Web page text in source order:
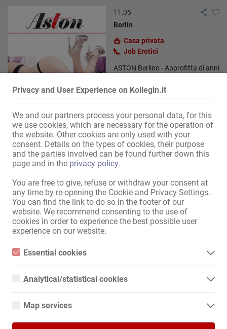
Privacy and User Experience on Kollegin.it
We and our partners process your personal data, for this
we use cookies, which are necessary for the operation of
the website. Other cookies are only used with your
consent. Details on the types of cookies, their purpose
and the parties involved can be found further down this
page and in the privacy policy.
You are free to give, refuse or withdraw your consent at
any time by re-opening the Cookie and Privacy Settings.
You can find the link to do so in the footer of our
website. We recommend consenting to the use of
cookies in order to experience the best possible user
experience on our website.
Essential cookies
Essential cookies are all cookies necessary for the operation of
function properly without these cookies.
Analytical/statistical cookies
Analytical or statistical cookies are cookies that are used to
They help website owners understand how visitors interact with
Map services
11.06.
Berlin
Casa privata
Job Erotici
ASTON Berlino - Approfitta di anni
cercasi college
05.08.
Berlin-Wedding
Salone/studio massaggi
Massaggi erotici thailandesi
rilassanti Cercasi donne asiatiche
Affittamenti